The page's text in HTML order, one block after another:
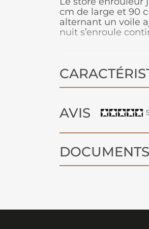
cm de large et 90
alternant un voile
nuit s’enroule
Superposition du
tissu = opacité et
AVIS
DOCUMENTS